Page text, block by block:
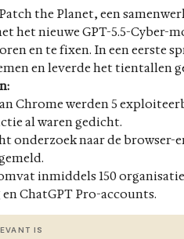
the Planet, een
het nieuwe GPT-5.5-Cyber-
en te fixen. In een eerste
en leverde het tientallen
Chrome werden 5
al waren gedicht.
onderzoek naar de browser-
inmiddels 150
ChatGPT Pro-accounts.
IS